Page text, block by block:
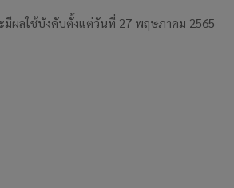
มีผลใช้บังคับตั้งแต่วันที่ 27 พฤษภาคม 2565